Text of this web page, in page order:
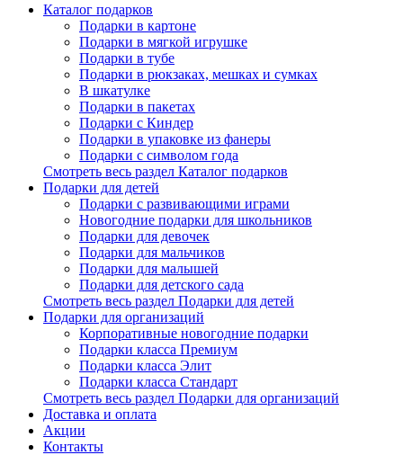
Каталог подарков
Подарки в картоне
Подарки в мягкой игрушке
Подарки в тубе
Подарки в рюкзаках, мешках и сумках
В шкатулке
Подарки в пакетах
Подарки с Киндер
Подарки в упаковке из фанеры
Подарки с символом года
Смотреть весь раздел Каталог подарков
Подарки для детей
Подарки с развивающими играми
Новогодние подарки для школьников
Подарки для девочек
Подарки для мальчиков
Подарки для малышей
Подарки для детского сада
Смотреть весь раздел Подарки для детей
Подарки для организаций
Корпоративные новогодние подарки
Подарки класса Премиум
Подарки класса Элит
Подарки класса Стандарт
Смотреть весь раздел Подарки для организаций
Доставка и оплата
Акции
Контакты